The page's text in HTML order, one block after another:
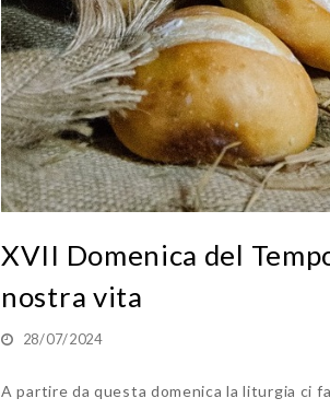
XVII Domenica del
nostra vita
28/07/2024
A partire da questa domenica la liturgia ci